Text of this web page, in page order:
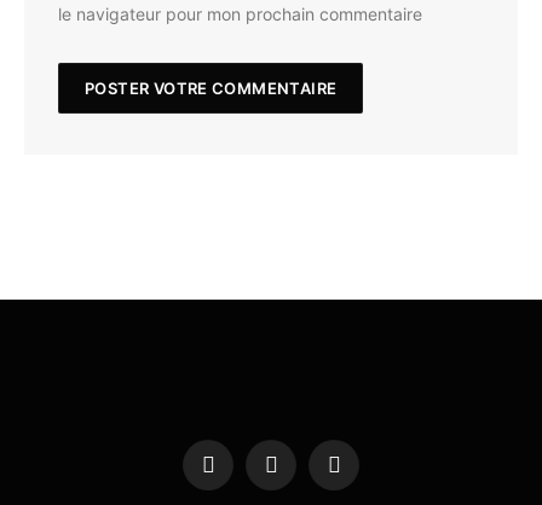
le navigateur pour mon prochain commentaire
Facebook
X
(Twitter)
Instagram